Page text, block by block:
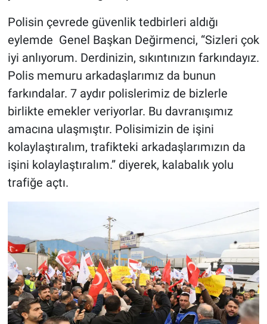
Polisin çevrede güvenlik tedbirleri aldığı
eylemde Genel Başkan Değirmenci, “Sizleri çok
iyi anlıyorum. Derdinizin, sıkıntınızın farkındayız.
Polis memuru arkadaşlarımız da bunun
farkındalar. 7 aydır polislerimiz de bizlerle
birlikte emekler veriyorlar. Bu davranışımız
amacına ulaşmıştır. Polisimizin de işini
kolaylaştıralım, trafikteki arkadaşlarımızın da
işini kolaylaştıralım.” diyerek, kalabalık yolu
trafiğe açtı.